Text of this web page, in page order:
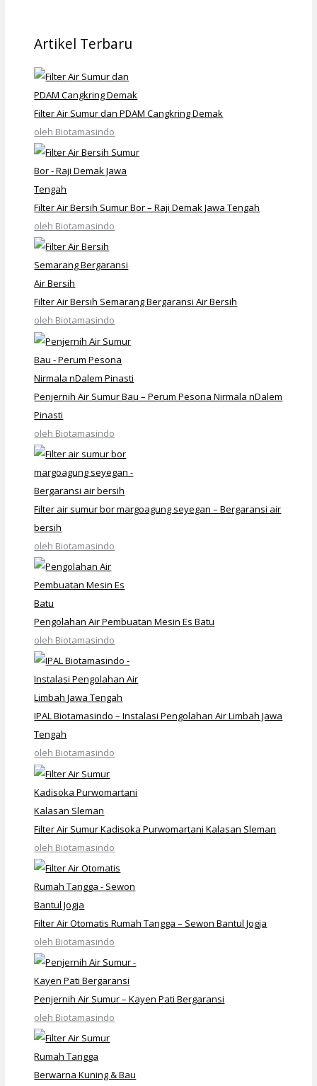
Artikel Terbaru
Filter Air Sumur dan PDAM Cangkring Demak
oleh Biotamasindo
Filter Air Bersih Sumur Bor – Raji Demak Jawa Tengah
oleh Biotamasindo
Filter Air Bersih Semarang Bergaransi Air Bersih
oleh Biotamasindo
Penjernih Air Sumur Bau – Perum Pesona Nirmala nDalem
Pinasti
oleh Biotamasindo
Filter air sumur bor margoagung seyegan – Bergaransi air
bersih
oleh Biotamasindo
Pengolahan Air Pembuatan Mesin Es Batu
oleh Biotamasindo
IPAL Biotamasindo – Instalasi Pengolahan Air Limbah Jawa
Tengah
oleh Biotamasindo
Filter Air Sumur Kadisoka Purwomartani Kalasan Sleman
oleh Biotamasindo
Filter Air Otomatis Rumah Tangga – Sewon Bantul Jogja
oleh Biotamasindo
Penjernih Air Sumur – Kayen Pati Bergaransi
oleh Biotamasindo